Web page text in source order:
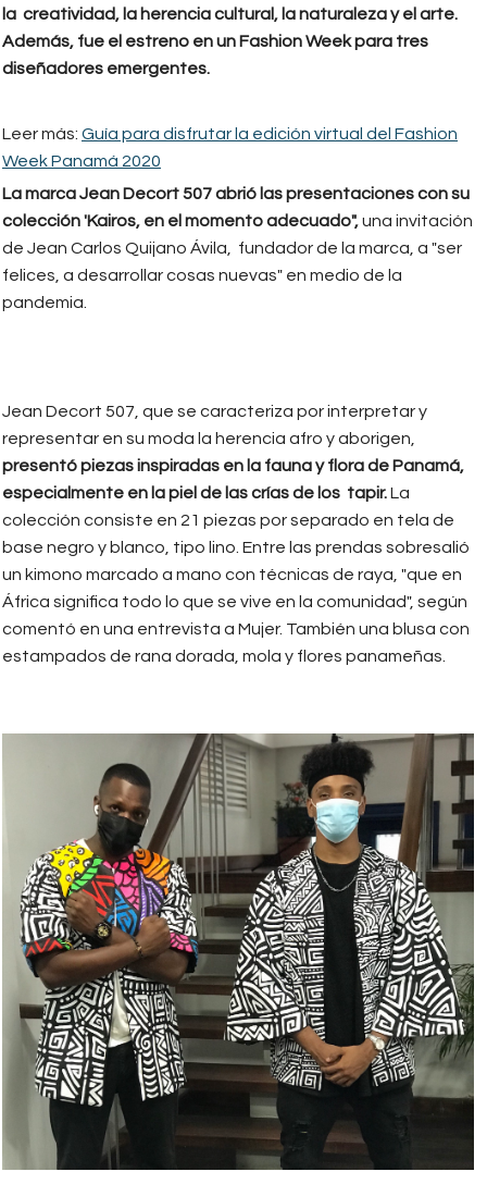
la creatividad, la herencia cultural, la naturaleza y el arte.
Además, fue el estreno en un Fashion Week para tres
diseñadores emergentes.
Leer más: Guía para disfrutar la edición virtual del Fashion
Week Panamá 2020
La marca Jean Decort 507 abrió las presentaciones con su
colección 'Kairos, en el momento adecuado",una invitación
de Jean Carlos Quijano Ávila, fundador de la marca, a "ser
felices, a desarrollar cosas nuevas" en medio de la
pandemia.
Jean Decort 507, que se caracteriza por interpretar y
representar en su moda la herencia afro y aborigen,
presentó piezas inspiradas en la fauna y flora de Panamá,
especialmente en la piel de las crías de los tapir.La
colección consiste en 21 piezas por separado en tela de
base negro y blanco, tipo lino. Entre las prendas sobresalió
un kimono marcado a mano con técnicas de raya, "que en
África significa todo lo que se vive en la comunidad", según
comentó en una entrevista a Mujer. También una blusa con
estampados de rana dorada, mola y flores panameñas.
jean_fwp_2020.jpeg